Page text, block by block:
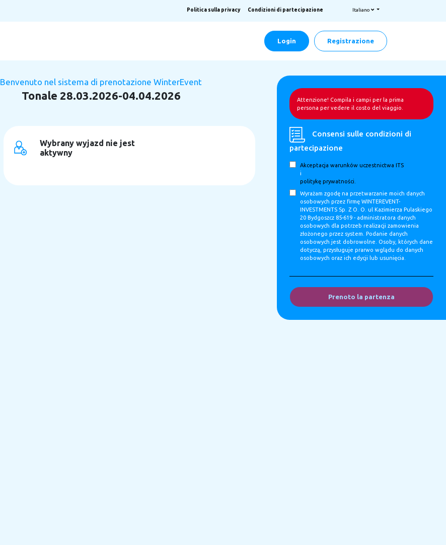
Politica sulla privacy Condizioni di partecipazione Italiano
Login Registrazione
Benvenuto nel sistema di prenotazione WinterEvent
Tonale 28.03.2026-04.04.2026
Wybrany wyjazd nie jest
aktywny
Attenzione! Compila i campi per la prima
persona per vedere il costo del viaggio.
Consensi sulle condizioni di
partecipazione
Akceptacja warunków uczestnictwa ITS
i
politykę prywatności.
Wyrażam zgodę na przetwarzanie moich danych
osobowych przez firmę WINTEREVENT-
INVESTMENTS Sp. Z O. O. ul Kazimierza Pulaskiego
20 Bydgoszcz 85-619 - administratora danych
osobowych dla potrzeb realizacji zamowienia
złożonego przez system. Podanie danych
osobowych jest dobrowolne. Osoby, których dane
dotyczą, przysługuje prarwo wglądu do danych
osobowych oraz ich edycji lub usunięcia.
Prenoto la partenza